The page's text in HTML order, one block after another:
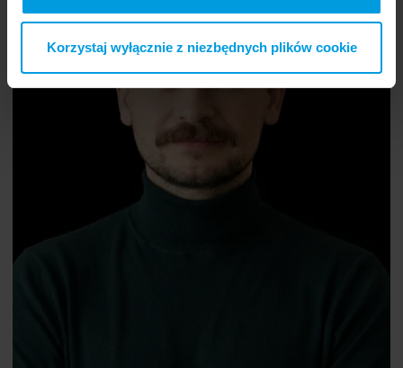
Korzystaj wyłącznie z niezbędnych plików cookie